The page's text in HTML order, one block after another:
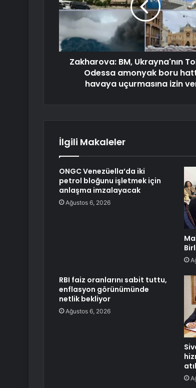
Zakharova: BM, Ukrayna'nın
Odessa amonyak boru
havaya uçurmasına izin
İlgili Makaleler
ONGC Venezüella’da iki
petrol bloğunu işletmek için
anlaşma imzalayacak
Ağustos 6, 2026
RBI faiz oranlarını sabit tuttu,
enflasyon görünümünde
netlik bekliyor
Ağustos 6, 2026